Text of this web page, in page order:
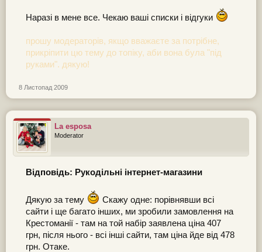
Наразі в мене все. Чекаю ваші списки і відгуки
прошу модераторів, якщо вважаєте за потрібне,
прикріпити цю тему до топіку, аби вона була "під
руками". дякую!
8 Листопад 2009
La esposa
Moderator
Відповідь: Рукодільні інтернет-магазини
Дякую за тему
Скажу одне: порівнявши всі
сайти і ще багато інших, ми зробили замовлення на
Крестоманії - там на той набір заявлена ціна 407
грн, після нього - всі інші сайти, там ціна йде від 478
грн. Отаке.